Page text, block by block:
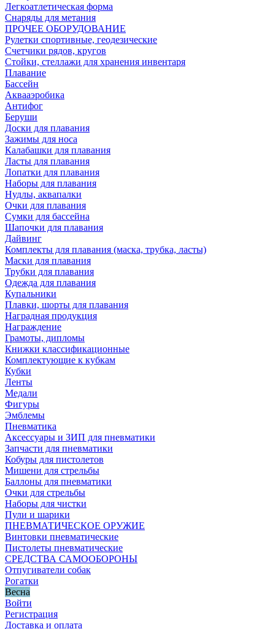
Легкоатлетическая форма
Снаряды для метания
ПРОЧЕЕ ОБОРУДОВАНИЕ
Рулетки спортивные, геодезические
Счетчики рядов, кругов
Стойки, стеллажи для хранения инвентаря
Плавание
Бассейн
Аквааэробика
Антифог
Беруши
Доски для плавания
Зажимы для носа
Калабашки для плавания
Ласты для плавания
Лопатки для плавания
Наборы для плавания
Нудлы, аквапалки
Очки для плавания
Сумки для бассейна
Шапочки для плавания
Дайвинг
Комплекты для плавания (маска, трубка, ласты)
Маски для плавания
Трубки для плавания
Одежда для плавания
Купальники
Плавки, шорты для плавания
Наградная продукция
Награждение
Грамоты, дипломы
Книжки классификационные
Комплектующие к кубкам
Кубки
Ленты
Медали
Фигуры
Эмблемы
Пневматика
Аксессуары и ЗИП для пневматики
Запчасти для пневматики
Кобуры для пистолетов
Мишени для стрельбы
Баллоны для пневматики
Очки для стрельбы
Наборы для чистки
Пули и шарики
ПНЕВМАТИЧЕСКОЕ ОРУЖИЕ
Винтовки пневматические
Пистолеты пневматические
СРЕДСТВА САМООБОРОНЫ
Отпугиватели собак
Рогатки
Весна
Войти
Регистрация
Доставка и оплата